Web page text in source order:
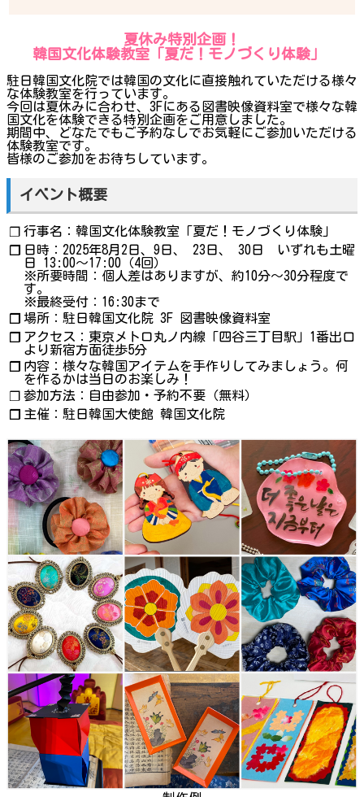
夏休み特別企画！
韓国文化体験教室「夏だ！モノづくり体験」
駐日韓国文化院では韓国の文化に直接触れていただける様々
な体験教室を行っています。
今回は夏休みに合わせ、3Fにある図書映像資料室で様々な韓
国文化を体験できる特別企画をご用意しました。
期間中、どなたでもご予約なしでお気軽にご参加いただける
体験教室です。
皆様のご参加をお待ちしています。
イベント概要
❐ 行事名：韓国文化体験教室「夏だ！モノづくり体験」
❐ 日時：2025年8月2日、9日、 23日、 30日 いずれも土曜
日 13:00～17:00（4回）
※所要時間：個人差はありますが、約10分～30分程度で
す。
※最終受付：16:30まで
❐ 場所：駐日韓国文化院 3F 図書映像資料室
❐ アクセス：東京メトロ丸ノ内線「四谷三丁目駅」1番出口
より新宿方面徒歩5分
❐ 内容：様々な韓国アイテムを手作りしてみましょう。何
を作るかは当日のお楽しみ！
❐ 参加方法：自由参加・予約不要（無料）
❐ 主催：駐日韓国大使館 韓国文化院